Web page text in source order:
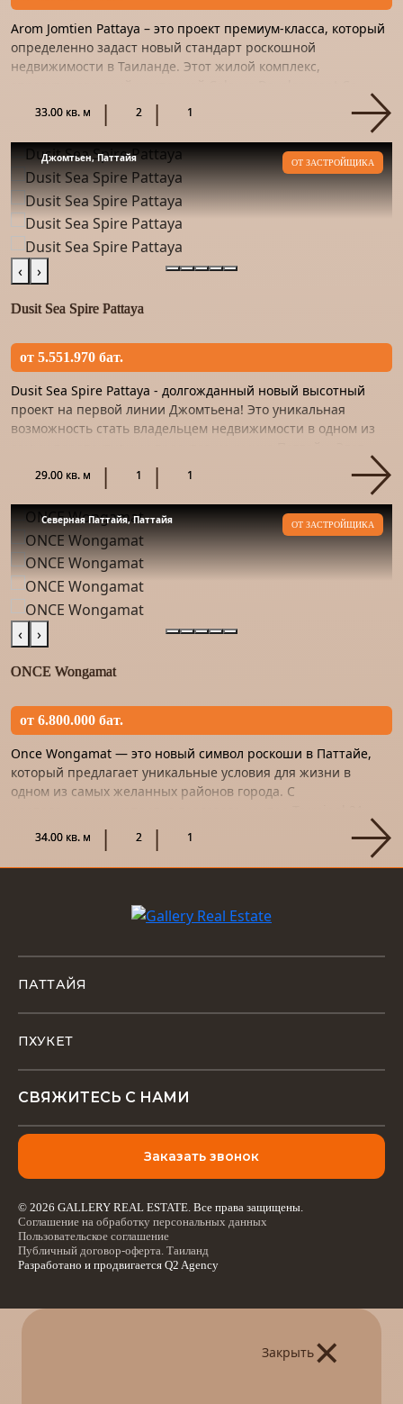
Arom Jomtien Pattaya – это проект премиум-класса, который
определенно задаст новый стандарт роскошной
недвижимости в Таиланде. Этот жилой комплекс,
Ltd., является прод...
33.00 кв. м 2 1
Джомтьен, Паттайя ОТ ЗАСТРОЙЩИКА
‹ ›
Dusit Sea Spire Pattaya
от 5.551.970 бат.
Dusit Sea Spire Pattaya - долгожданный новый высотный
проект на первой линии Джомтьена! Это уникальная
возможность стать владельцем недвижимости в одном из
29.00 кв. м 1 1
Северная Паттайя, Паттайя ОТ ЗАСТРОЙЩИКА
‹ ›
ONCE Wongamat
от 6.800.000 бат.
Once Wongamat — это новый символ роскоши в Паттайе,
который предлагает уникальные условия для жизни в
одном из самых желанных районов города. С
этот проект станет не т...
34.00 кв. м 2 1
ПАТТАЙЯ
ПХУКЕТ
СВЯЖИТЕСЬ С НАМИ
Заказать звонок
© 2026 GALLERY REAL ESTATE. Все права защищены.
Соглашение на обработку персональных данных
Пользовательское соглашение
Публичный договор-оферта. Таиланд
Разработано и продвигается Q2 Agency
Закрыть×